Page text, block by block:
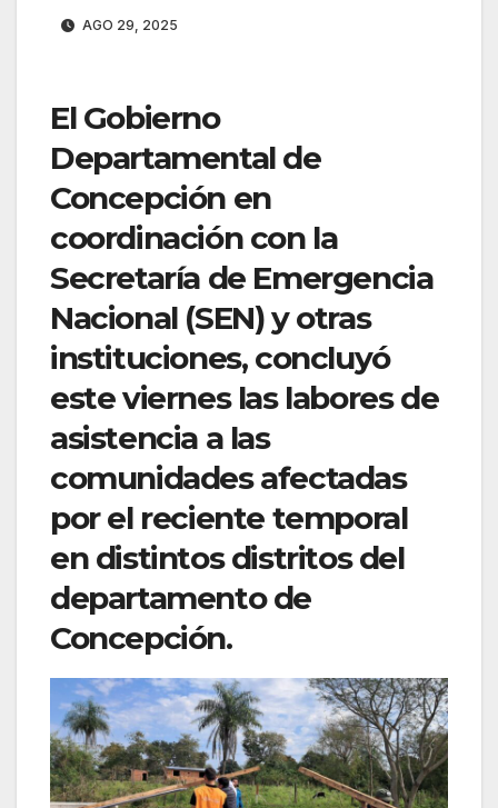
AGO 29, 2025
El Gobierno
Departamental de
Concepción en
coordinación con la
Secretaría de Emergencia
Nacional (SEN) y otras
instituciones, concluyó
este viernes las labores de
asistencia a las
comunidades afectadas
por el reciente temporal
en distintos distritos del
departamento de
Concepción.